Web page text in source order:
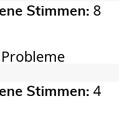
Stimmen: 8
Stimmen: 4